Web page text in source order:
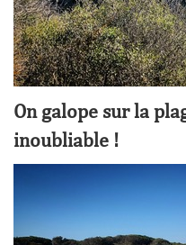
On galope sur la
inoubliable !